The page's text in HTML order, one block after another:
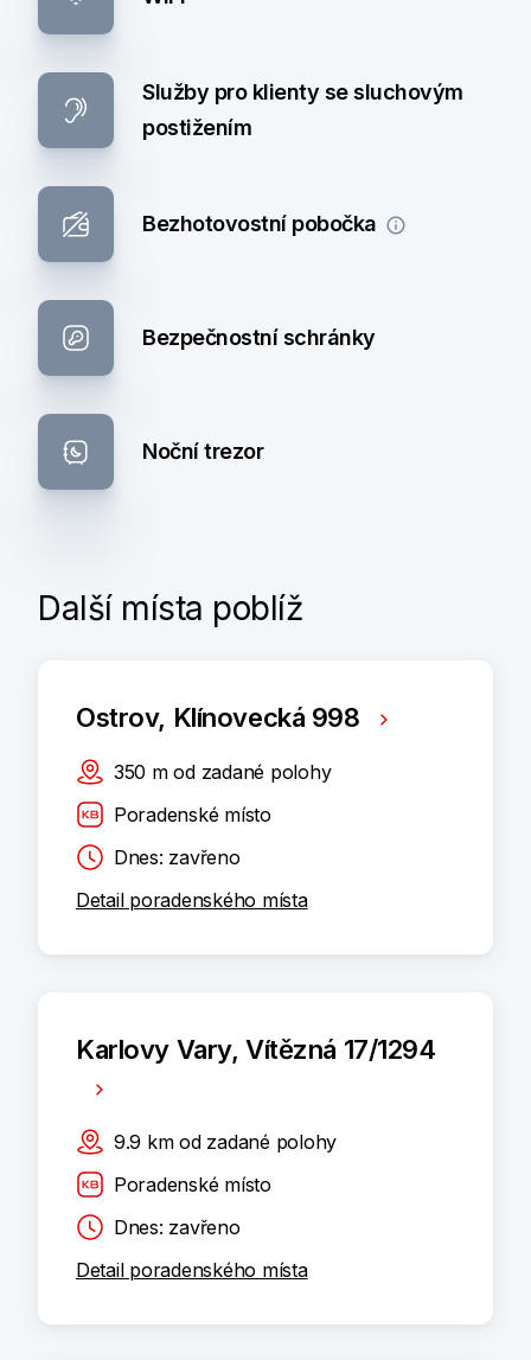
Služby pro klienty se sluchovým
postižením
Bezhotovostní pobočka
Bezpečnostní schránky
Noční trezor
Další místa poblíž
Ostrov, Klínovecká 998
350 m od zadané polohy
Poradenské místo
Dnes: zavřeno
Detail poradenského místa
Karlovy Vary, Vítězná 17/1294
9.9 km od zadané polohy
Poradenské místo
Dnes: zavřeno
Detail poradenského místa